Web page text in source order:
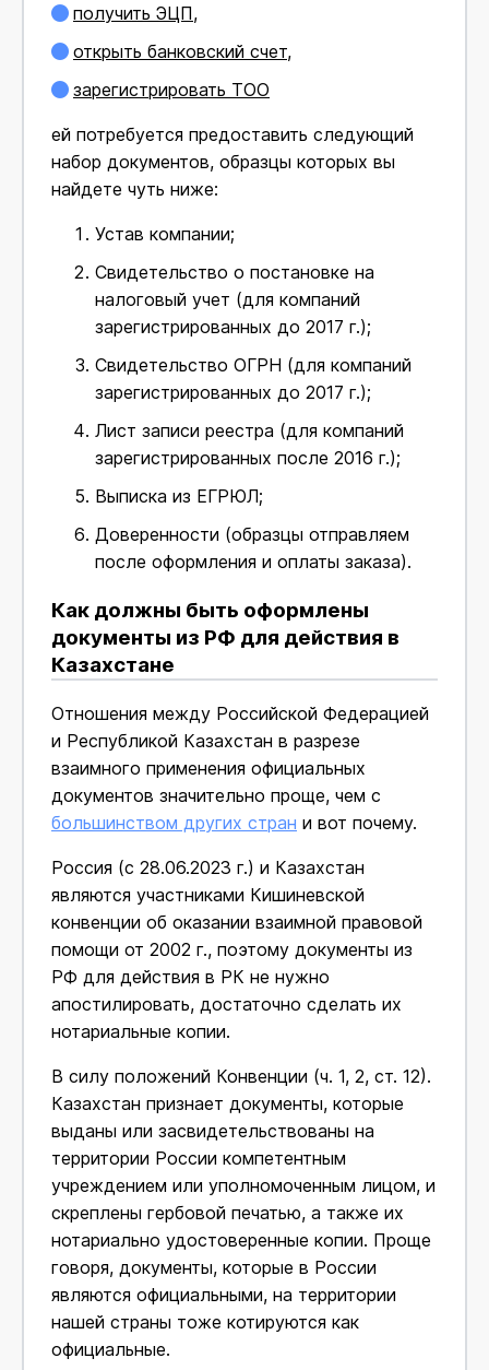
получить ЭЦП,
открыть банковский счет,
зарегистрировать ТОО
ей потребуется предоставить следующий
набор документов, образцы которых вы
найдете чуть ниже:
Устав компании;
Свидетельство о постановке на
налоговый учет (для компаний
зарегистрированных до 2017 г.);
Свидетельство ОГРН (для компаний
зарегистрированных до 2017 г.);
Лист записи реестра (для компаний
зарегистрированных после 2016 г.);
Выписка из ЕГРЮЛ;
Доверенности (образцы отправляем
после оформления и оплаты заказа).
Как должны быть оформлены
документы из РФ для действия в
Казахстане
Отношения между Российской Федерацией
и Республикой Казахстан в разрезе
взаимного применения официальных
документов значительно проще, чем с
большинством других стран и вот почему.
Россия (с 28.06.2023 г.) и Казахстан
являются участниками Кишиневской
конвенции об оказании взаимной правовой
помощи от 2002 г., поэтому документы из
РФ для действия в РК не нужно
апостилировать, достаточно сделать их
нотариальные копии.
В силу положений Конвенции (ч. 1, 2, ст. 12).
Казахстан признает документы, которые
выданы или засвидетельствованы на
территории России компетентным
учреждением или уполномоченным лицом, и
скреплены гербовой печатью, а также их
нотариально удостоверенные копии. Проще
говоря, документы, которые в России
являются официальными, на территории
нашей страны тоже котируются как
официальные.